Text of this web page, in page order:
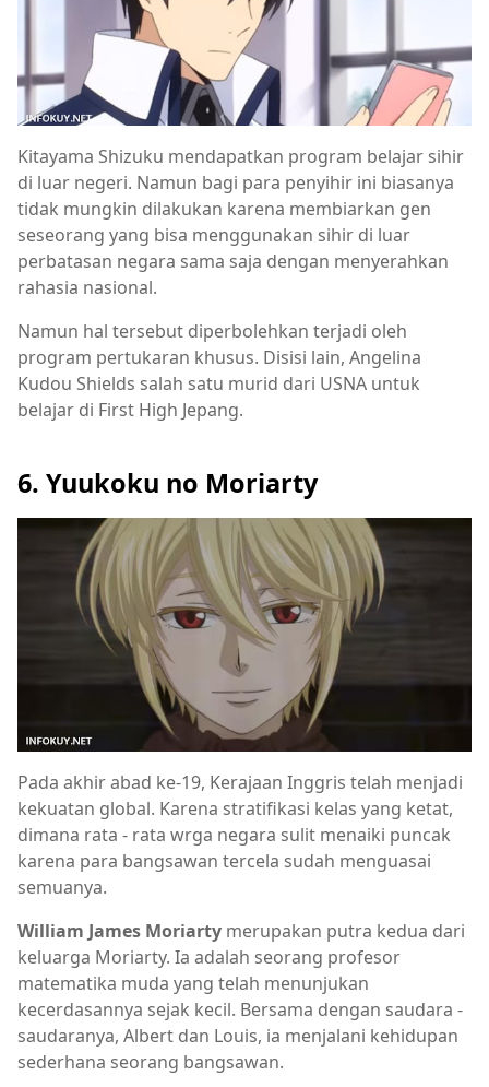
Kitayama Shizuku mendapatkan program belajar sihir
di luar negeri. Namun bagi para penyihir ini biasanya
tidak mungkin dilakukan karena membiarkan gen
seseorang yang bisa menggunakan sihir di luar
perbatasan negara sama saja dengan menyerahkan
rahasia nasional.
Namun hal tersebut diperbolehkan terjadi oleh
program pertukaran khusus. Disisi lain, Angelina
Kudou Shields salah satu murid dari USNA untuk
belajar di First High Jepang.
6. Yuukoku no Moriarty
Pada akhir abad ke-19, Kerajaan Inggris telah menjadi
kekuatan global. Karena stratifikasi kelas yang ketat,
dimana rata - rata wrga negara sulit menaiki puncak
karena para bangsawan tercela sudah menguasai
semuanya.
William James Moriarty merupakan putra kedua dari
keluarga Moriarty. Ia adalah seorang profesor
matematika muda yang telah menunjukan
kecerdasannya sejak kecil. Bersama dengan saudara -
saudaranya, Albert dan Louis, ia menjalani kehidupan
sederhana seorang bangsawan.